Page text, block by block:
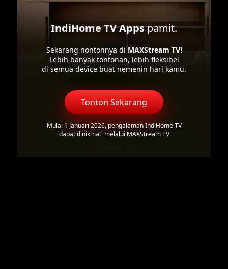
IndiHome TV Appspamit.
Sekarang nontonnya di MAXStream TV!
Lebih banyak tontonan, lebih fleksibel
di semua device buat nemenin hari kamu.
Tonton Sekarang
Mulai 1 Januari 2026, pengalaman IndiHome TV
dapat dinikmati melalui MAXStream TV